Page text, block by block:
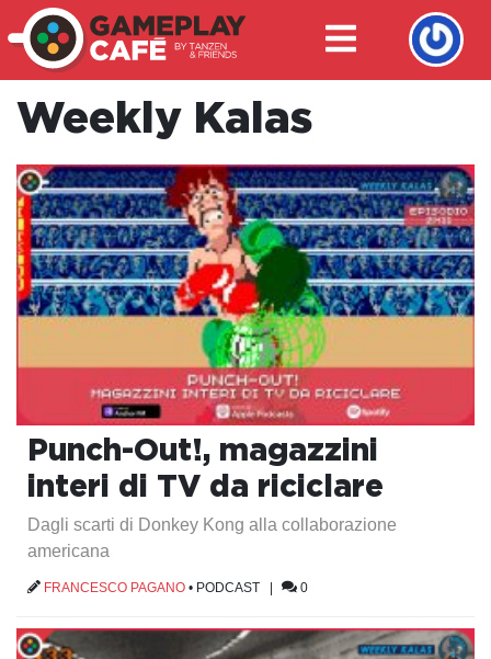
Weekly Kalas
Punch-Out!, magazzini
interi di TV da riciclare
Dagli scarti di Donkey Kong alla collaborazione
americana
FRANCESCO PAGANO • PODCAST 0